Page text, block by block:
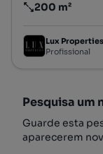
Preço por
200 m²
Lux
Profissional
Pesquisa um
Guarde esta
aparecerem